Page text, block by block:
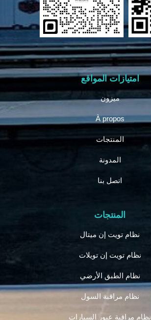
امتيازات المواقع
ميزون
À propos
المنتجات
المدونة
اتصل بنا
المنتجات
نظام تويت إن ميتال
نظام تويت إن تويلات
نظام الطبق الأرضي
نظام مراقبة السول
نظام مراقبة عبور السيارات